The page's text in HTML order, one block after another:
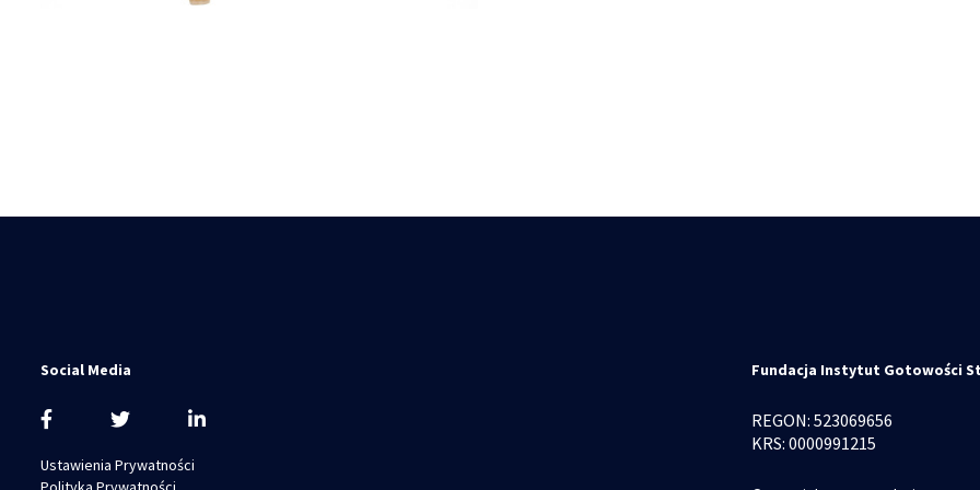
Social Media
Ustawienia Prywatności
Fundacja Instytut Gotowości
REGON: 523069656
KRS: 0000991215